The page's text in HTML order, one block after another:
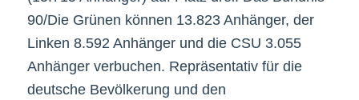
90/Die Grünen können 13.823 Anhänger, der
Linken 8.592 Anhänger und die CSU 3.055
Anhänger verbuchen. Repräsentativ für die
deutsche Bevölkerung und den